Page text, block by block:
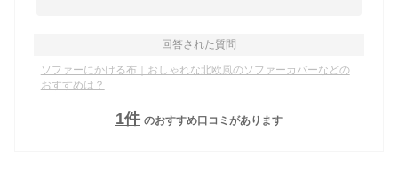
回答された質問
ソファーにかける布｜おしゃれな北欧風のソファーカバーなどの
おすすめは？
1件 のおすすめ口コミがあります